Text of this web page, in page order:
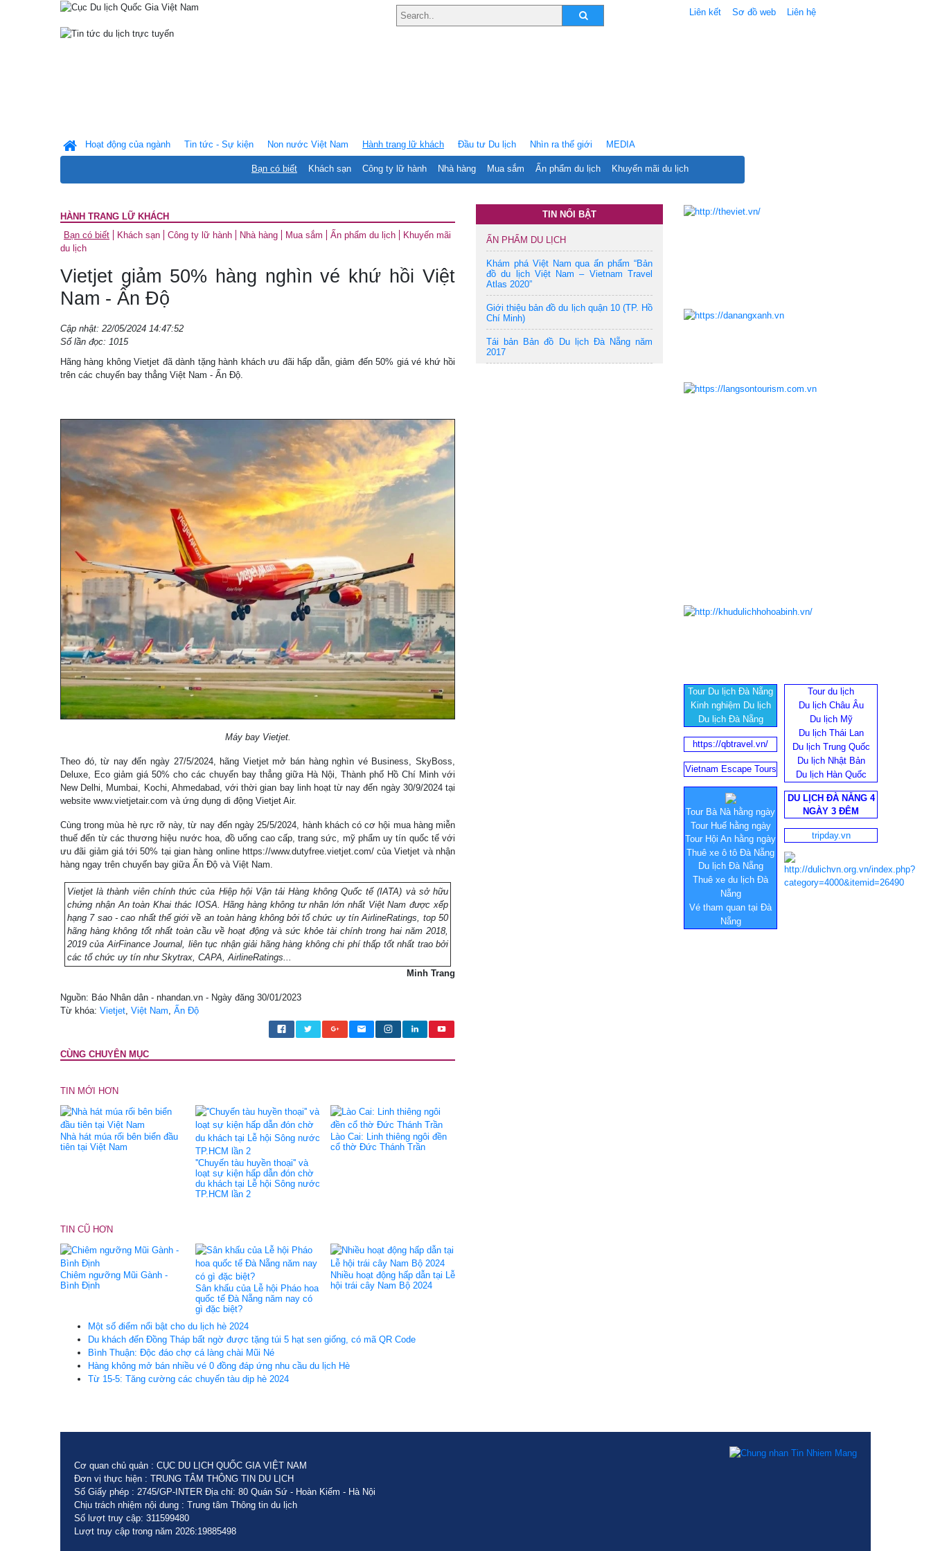
Liên kết Sơ đồ web Liên hệ
Hoạt động của ngành Tin tức - Sự kiện Non nước Việt Nam Hành trang lữ khách
Bạn có biết Khách sạn Công ty lữ hành Nhà hàng Mua sắm Ấn phẩm du lịch Khuyến mãi du lịch
Ðầu tư Du lịch Nhìn ra thế giới MEDIA
HÀNH TRANG LỮ KHÁCH
Bạn có biết
Khách sạn Công ty lữ hành Nhà hàng Mua sắm Ấn phẩm du lịch
Khuyến mãi
du lịch
Vietjet giảm 50% hàng nghìn vé khứ hồi Việt
Nam - Ấn Độ
Cập nhật: 22/05/2024 14:47:52
Số lần đọc: 1015
Hãng hàng không Vietjet đã dành tặng hành khách ưu đãi hấp dẫn, giảm đến 50% giá vé khứ hồi
trên các chuyến bay thẳng Việt Nam - Ấn Độ.
Máy bay Vietjet.
Theo đó, từ nay đến ngày 27/5/2024, hãng Vietjet mở bán hàng nghìn vé Business, SkyBoss,
Deluxe, Eco giảm giá 50% cho các chuyến bay thẳng giữa Hà Nội, Thành phố Hồ Chí Minh với
New Delhi, Mumbai, Kochi, Ahmedabad, với thời gian bay linh hoạt từ nay đến ngày 30/9/2024 tại
website www.vietjetair.com và ứng dụng di động Vietjet Air.
Cùng trong mùa hè rực rỡ này, từ nay đến ngày 25/5/2024, hành khách có cơ hội mua hàng miễn
thuế đến từ các thương hiệu nước hoa, đồ uống cao cấp, trang sức, mỹ phẩm uy tín quốc tế với
ưu đãi giảm giá tới 50% tại gian hàng online https://www.dutyfree.vietjet.com/ của Vietjet và nhận
hàng ngay trên chuyến bay giữa Ấn Độ và Việt Nam.
Vietjet là thành viên chính thức của Hiệp hội Vận tải Hàng không Quốc tế (IATA) và sở hữu
chứng nhận An toàn Khai thác IOSA. Hãng hàng không tư nhân lớn nhất Việt Nam được xếp
hạng 7 sao - cao nhất thế giới về an toàn hàng không bởi tổ chức uy tín AirlineRatings, top 50
hãng hàng không tốt nhất toàn cầu về hoạt động và sức khỏe tài chính trong hai năm 2018,
2019 của AirFinance Journal, liên tục nhận giải hãng hàng không chi phí thấp tốt nhất trao bởi
các tổ chức uy tín như Skytrax, CAPA, AirlineRatings...
Minh Trang
Nguồn: Báo Nhân dân - nhandan.vn - Ngày đăng 30/01/2023
Từ khóa: Vietjet, Việt Nam, Ấn Độ
CÙNG CHUYÊN MỤC
TIN MỚI HƠN
Nhà hát múa rối bên biển đầu
tiên tại Việt Nam
''Chuyến tàu huyền thoại'' và
loạt sự kiện hấp dẫn đón chờ
du khách tại Lễ hội Sông nước
TP.HCM lần 2
Lào Cai: Linh thiêng ngôi đền
cổ thờ Đức Thánh Trần
TIN CŨ HƠN
Chiêm ngưỡng Mũi Gành -
Bình Định
Sân khấu của Lễ hội Pháo hoa
quốc tế Đà Nẵng năm nay có
gì đặc biệt?
Nhiều hoạt động hấp dẫn tại Lễ
hội trái cây Nam Bộ 2024
Một số điểm nổi bật cho du lịch hè 2024
Du khách đến Đồng Tháp bất ngờ được tặng túi 5 hạt sen giống, có mã QR Code
Bình Thuận: Độc đáo chợ cá làng chài Mũi Né
Hàng không mở bán nhiều vé 0 đồng đáp ứng nhu cầu du lịch Hè
Từ 15-5: Tăng cường các chuyến tàu dịp hè 2024
TIN NỔI BẬT
ẤN PHẨM DU LỊCH
Khám phá Việt Nam qua ấn phẩm “Bản
đồ du lịch Việt Nam – Vietnam Travel
Atlas 2020”
Giới thiệu bản đồ du lịch quận 10 (TP. Hồ
Chí Minh)
Tái bản Bản đồ Du lịch Đà Nẵng năm
2017
Tour Du lịch Đà Nẵng
Kinh nghiệm Du lịch
Du lịch Đà Nẵng
Tour du lịch
Du lịch Châu Âu
Du lịch Mỹ
Du lịch Thái Lan
Du lịch Trung Quốc
Du lịch Nhật Bản
Du lịch Hàn Quốc
https://qbtravel.vn/
Vietnam Escape Tours
Tour Bà Nà hằng ngày
Tour Huế hằng ngày
Tour Hội An hằng ngày
Thuê xe ô tô Đà Nẵng
Du lịch Đà Nẵng
Thuê xe du lịch Đà
Nẵng
Vé tham quan tại Đà
Nẵng
DU LỊCH ĐÀ NẴNG 4
NGÀY 3 ĐÊM
tripday.vn
Cơ quan chủ quản : CỤC DU LỊCH QUỐC GIA VIỆT NAM
Đơn vị thực hiện : TRUNG TÂM THÔNG TIN DU LỊCH
Số Giấy phép : 2745/GP-INTER Địa chỉ: 80 Quán Sứ - Hoàn Kiếm - Hà Nội
Chịu trách nhiệm nội dung : Trung tâm Thông tin du lịch
Số lượt truy cập: 311599480
Lượt truy cập trong năm 2026:19885498